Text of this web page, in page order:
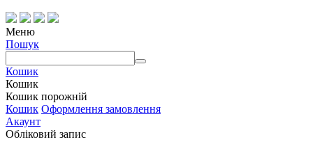
Меню
Пошук
Кошик
Кошик
Кошик порожній
Кошик Оформлення замовлення
Акаунт
Обліковий запис